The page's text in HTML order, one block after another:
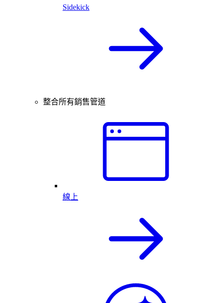
Sidekick
整合所有銷售管道
線上